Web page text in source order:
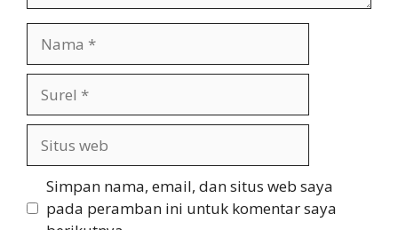
web
Simpan nama, email, dan situs web saya
pada peramban ini untuk komentar saya